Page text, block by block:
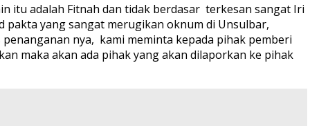
itu adalah Fitnah dan tidak berdasar terkesan sangat Iri
pakta yang sangat merugikan oknum di Unsulbar,
nya, kami meminta kepada pihak pemberi
maka akan ada pihak yang akan dilaporkan ke pihak